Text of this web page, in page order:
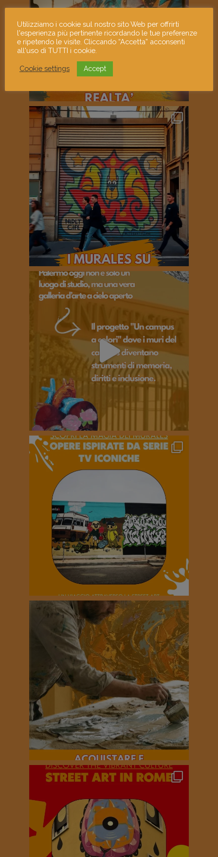
Utilizziamo i cookie sul nostro sito Web per offrirti
l'esperienza più pertinente ricordando le tue preferenze
e ripetendo le visite. Cliccando “Accetta” acconsenti
all'uso di TUTTI i cookie.
Cookie settings Accept